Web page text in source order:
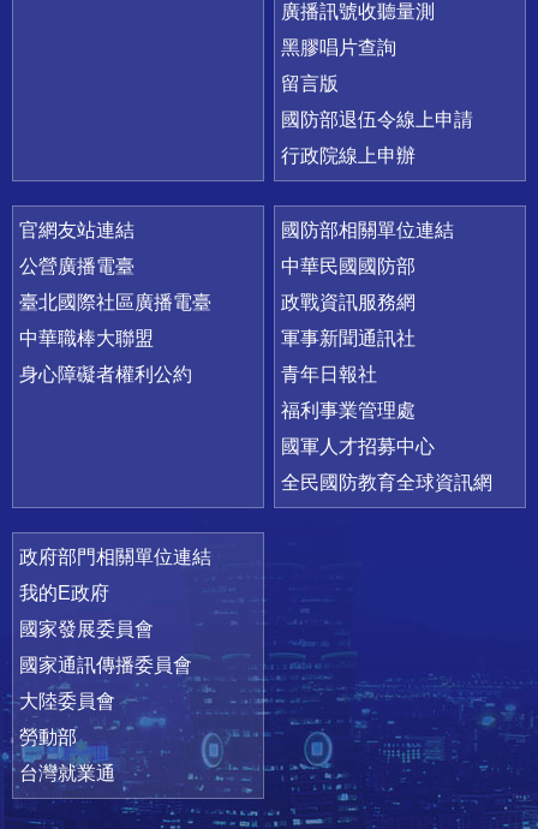
廣播訊號收聽量測
黑膠唱片查詢
留言版
國防部退伍令線上申請
行政院線上申辦
官網友站連結
公營廣播電臺
臺北國際社區廣播電臺
中華職棒大聯盟
身心障礙者權利公約
國防部相關單位連結
中華民國國防部
政戰資訊服務網
軍事新聞通訊社
青年日報社
福利事業管理處
國軍人才招募中心
全民國防教育全球資訊網
政府部門相關單位連結
我的E政府
國家發展委員會
國家通訊傳播委員會
大陸委員會
勞動部
台灣就業通